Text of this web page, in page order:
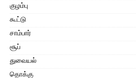
குழம்பு
கூட்டு
சாம்பார்
சூப்
துவையல்
தொக்கு